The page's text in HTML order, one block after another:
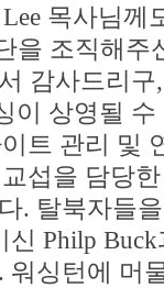
목사님께
을 조직해주
감사드리구
이 상영될
트 관리 및
섭을 담당
. 탈북자들
Philp
워싱턴에 머